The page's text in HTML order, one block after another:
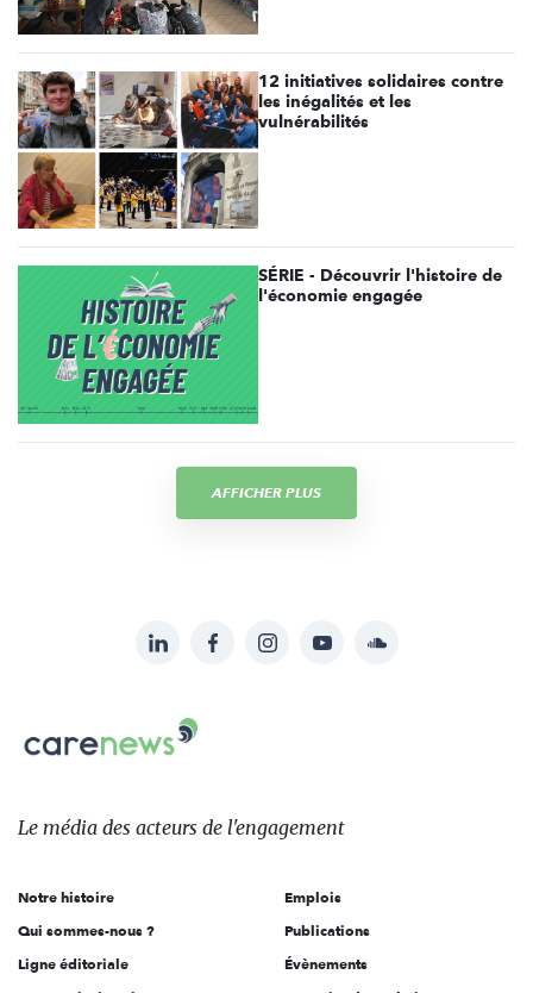
12 initiatives solidaires contre
les inégalités et les
vulnérabilités
SÉRIE - Découvrir l'histoire de
l'économie engagée
AFFICHER PLUS
sur:
LinkedInFacebookInstagramYouTubeSoundcloud
Carenews,
Le
des
l'engagement
Le média des acteurs de l'engagement
Notre histoire
Qui sommes-nous ?
Ligne éditoriale
Emplois
Publications
Évènements